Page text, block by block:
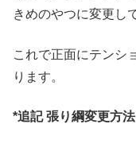
きめのやつに変更し
これで正面にテンシ
ります。
*追記 張り綱変更方法